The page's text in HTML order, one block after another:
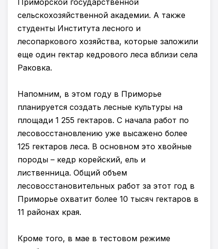
Приморской государственной
сельскохозяйственной академии. А также
студенты Института лесного и
лесопаркового хозяйства, которые заложили
еще один гектар кедрового леса вблизи села
Раковка.
Напомним, в этом году в Приморье
планируется создать лесные культуры на
площади 1 255 гектаров. С начала работ по
лесовосстановлению уже высажено более
125 гектаров леса. В основном это хвойные
породы – кедр корейский, ель и
лиственница. Общий объем
лесовосстановительных работ за этот год в
Приморье охватит более 10 тысяч гектаров в
11 районах края.
Кроме того, в мае в тестовом режиме